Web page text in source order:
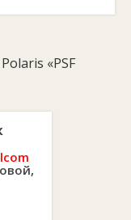
«PSF